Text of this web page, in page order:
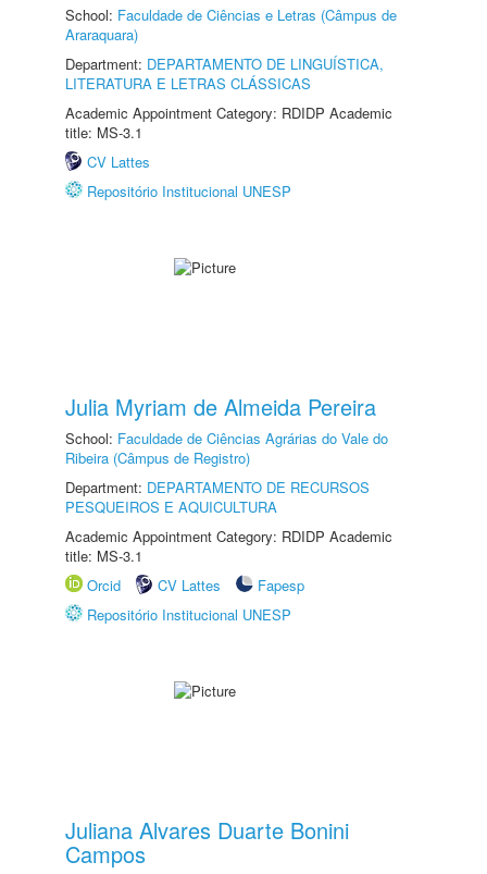
School: Faculdade de Ciências e Letras (Câmpus de
Araraquara)
Department: DEPARTAMENTO DE LINGUÍSTICA,
LITERATURA E LETRAS CLÁSSICAS
Academic Appointment Category: RDIDP Academic
title: MS-3.1
CV Lattes
Repositório Institucional UNESP
Julia Myriam de Almeida Pereira
School: Faculdade de Ciências Agrárias do Vale do
Ribeira (Câmpus de Registro)
Department: DEPARTAMENTO DE RECURSOS
PESQUEIROS E AQUICULTURA
Academic Appointment Category: RDIDP Academic
title: MS-3.1
Orcid
CV Lattes
Fapesp
Repositório Institucional UNESP
Juliana Alvares Duarte Bonini
Campos